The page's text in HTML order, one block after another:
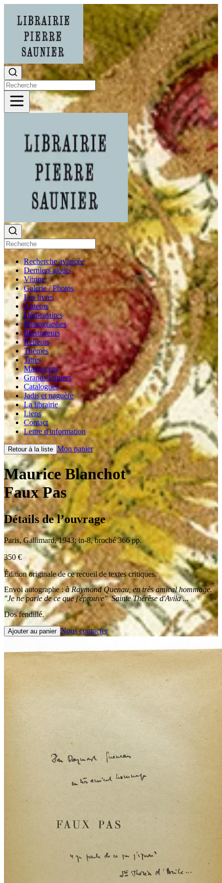
Recherche avancée
Derniers ajouts
Vitrine
Galerie / Photos
Les livres
Auteurs
Dédicataires
Photographes
Illustrateurs
Relieurs
Thèmes
Titres
Manuscrits
Grands Papiers
Catalogues
Jadis et naguère
La librairie
Liens
Contact
Lettre d'information
Retour à la liste Mon panier
Maurice Blanchot
Faux Pas
Détails de l’ouvrage
Paris,Gallimard,1943; in-8, broché 366 pp.
350 €
Édition originale de ce recueil de textes critiques.
Envoi autographe :à Raymond Quenau, en très amical hommage.
"Je ne parle de ce que j'éprouve" Sainte Thérèse d'Avila ...
Dos fendillé.
Ajouter au panier Nous contacter